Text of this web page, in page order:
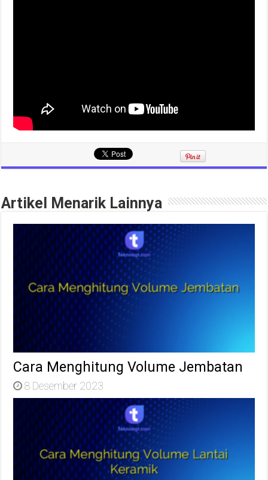
Artikel Menarik Lainnya
Cara Menghitung Volume Jembatan
8 Desember 2023